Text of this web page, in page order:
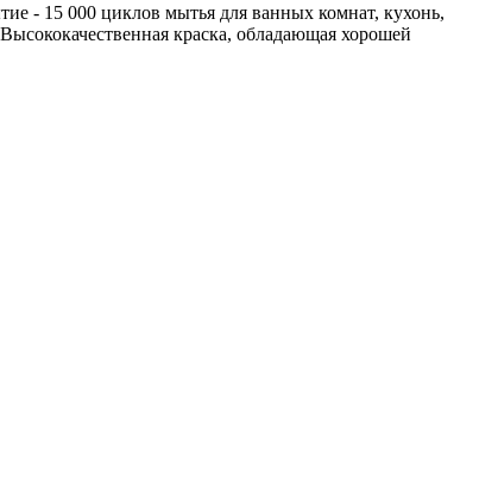
- 15 000 циклов мытья для ванных комнат, кухонь,
краска, обладающая хорошей